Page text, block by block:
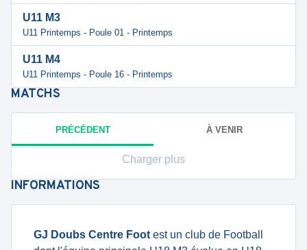
U11 M3
U11 Printemps - Poule 01 - Printemps
U11 M4
U11 Printemps - Poule 16 - Printemps
MATCHS
PRÉCÉDENT À VENIR
Charger plus
INFORMATIONS
GJ Doubs Centre Foot est un club de Football